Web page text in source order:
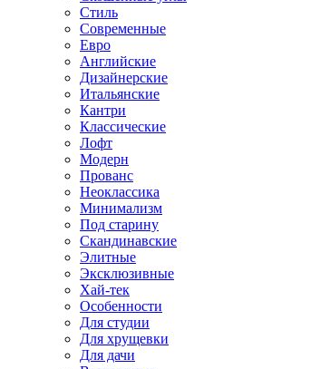
Стиль
Современные
Евро
Английские
Дизайнерские
Итальянские
Кантри
Классические
Лофт
Модерн
Прованс
Неоклассика
Минимализм
Под старину
Скандинавские
Элитные
Эксклюзивные
Хай-тек
Особенности
Для студии
Для хрущевки
Для дачи